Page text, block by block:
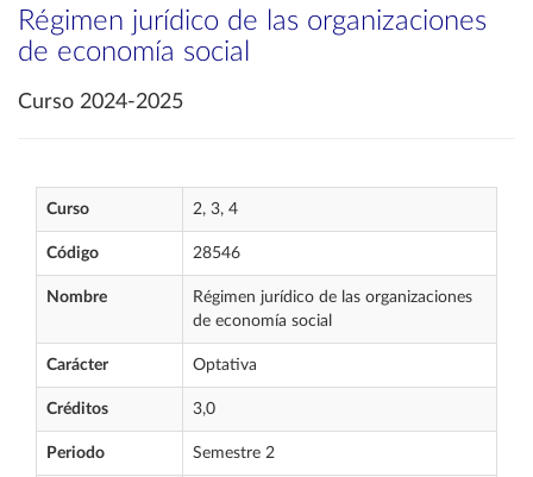
Régimen jurídico de las organizaciones
de economía social
Curso 2024-2025
Curso 2, 3, 4
Código 28546
Nombre
Régimen jurídico de las organizaciones
de economía social
Carácter Optativa
Créditos 3,0
Periodo Semestre 2